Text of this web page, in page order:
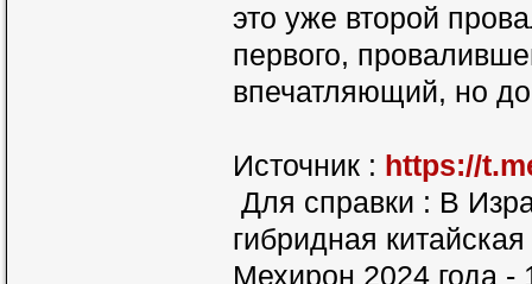
это уже второй
первого,
впечатляющий, но
Источник : https://
Для справки : В
гибридная
Мехирон 2024 года -